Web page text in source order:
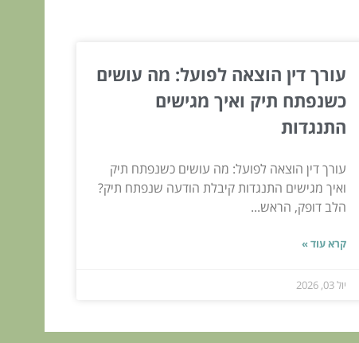
עורך דין הוצאה לפועל: מה עושים
כשנפתח תיק ואיך מגישים
התנגדות
עורך דין הוצאה לפועל: מה עושים כשנפתח תיק
ואיך מגישים התנגדות קיבלת הודעה שנפתח תיק?
הלב דופק, הראש...
קרא עוד »
יול 03, 2026